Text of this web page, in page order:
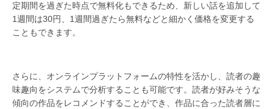
定期間を過ぎた時点で無料化もできるため、新しい話を追加して
1週間は30円、1週間過ぎたら無料などと細かく価格を変更する
こともできます。
さらに、オンラインプラットフォームの特性を活かし、読者の趣
味趣向をシステムで分析することも可能です。読者が好みそうな
傾向の作品をレコメンドすることができ、作品に合った読者層に